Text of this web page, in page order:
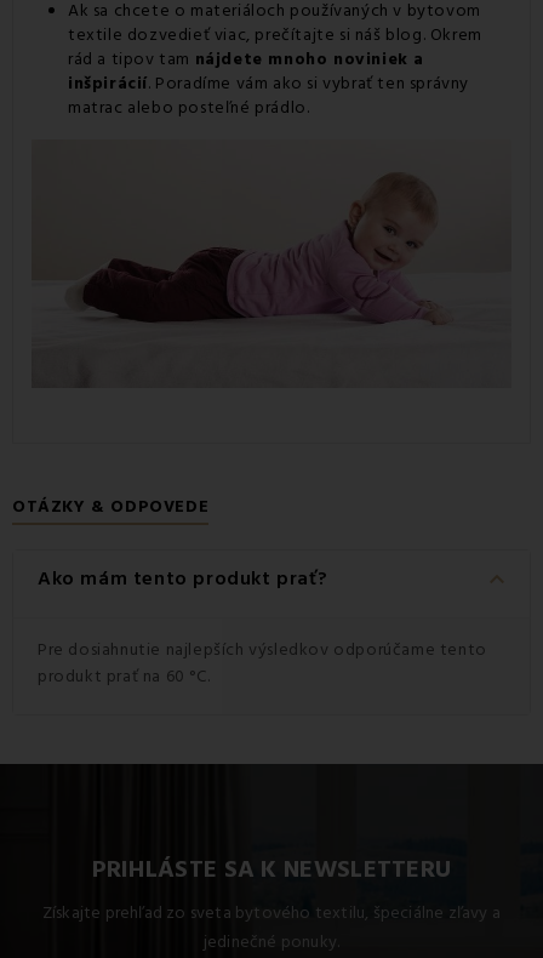
Ak sa chcete o materiáloch používaných v bytovom
textile dozvedieť viac, prečítajte si náš blog. Okrem
rád a tipov tam nájdete mnoho noviniek a
inšpirácií. Poradíme vám ako si vybrať ten správny
matrac alebo posteľné prádlo.
OTÁZKY & ODPOVEDE
Ako mám tento produkt prať? keyboard_arrow_down
Pre dosiahnutie najlepších výsledkov odporúčame tento
produkt prať na 60 °C.
PRIHLÁSTE SA K NEWSLETTERU
Získajte prehľad zo sveta bytového textilu, špeciálne zľavy a
jedinečné ponuky.